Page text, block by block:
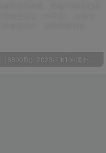
（6890期）2023-TikTok海外短视频带货特训营，掌握TK短视频带货变现全流程（60节课）